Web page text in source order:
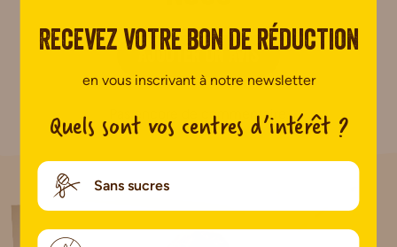
Pas encore de commentaire.
Recevez votre bon de réduction
en vous inscrivant à notre newsletter
Quels sont vos centres d’intérêt ?
Sans sucres